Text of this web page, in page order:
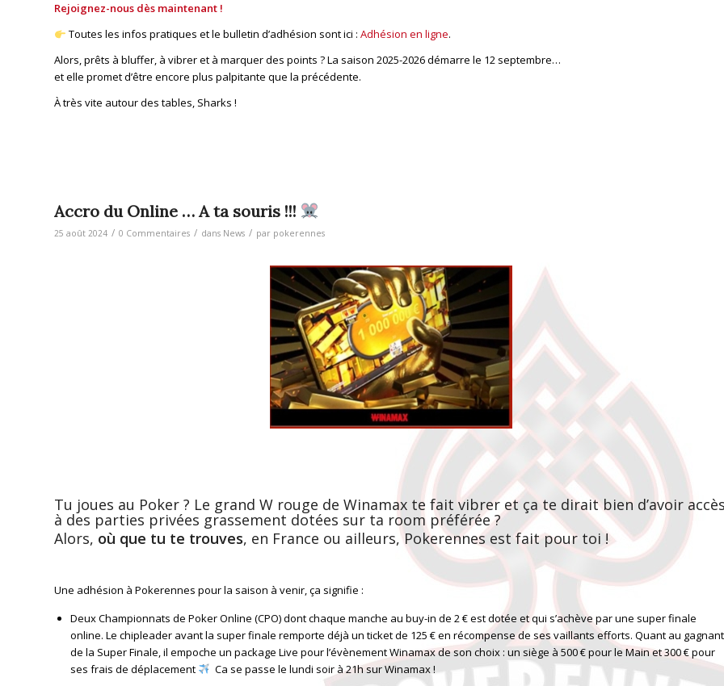
Rejoignez-nous dès maintenant !
Toutes les infos pratiques et le bulletin d’adhésion sont ici : Adhésion en ligne.
Alors, prêts à bluffer, à vibrer et à marquer des points ? La saison 2025-2026 démarre le 12 septembre…
et elle promet d’être encore plus palpitante que la précédente.
À très vite autour des tables, Sharks !
Accro du Online … A ta souris !!!
25 août 2024 / 0 Commentaires / dans News / par pokerennes
Tu joues au Poker ? Le grand W rouge de Winamax te fait vibrer et ça te dirait bien d’avoir
à des parties privées grassement dotées sur ta room préférée ?
Alors, où que tu te trouves, en France ou ailleurs, Pokerennes est fait pour toi !
Une adhésion à Pokerennes pour la saison à venir, ça signifie :
Deux Championnats de Poker Online (CPO) dont chaque manche au buy-in de 2 € est dotée et qui s’achève par une super finale
online. Le chipleader avant la super finale remporte déjà un ticket de 125 € en récompense de ses vaillants efforts. Quant au gagnant
de la Super Finale, il empoche un package Live pour l’évènement Winamax de son choix : un siège à 500 € pour le Main et 300 € pour
ses frais de déplacement
Ca se passe le lundi soir à 21h sur Winamax !